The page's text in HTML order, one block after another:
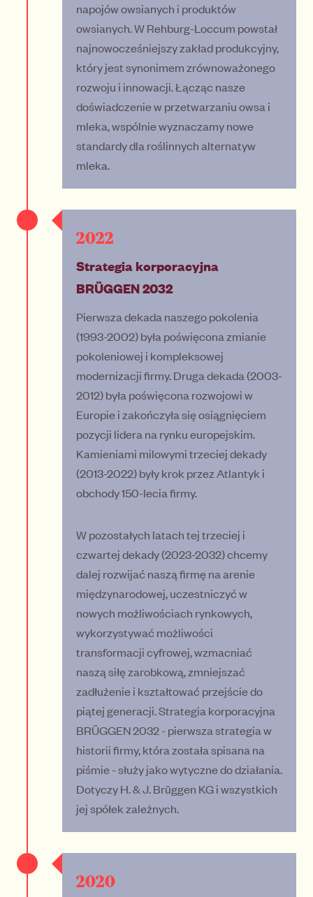
napojów owsianych i produktów
owsianych. W Rehburg-Loccum powstał
najnowocześniejszy zakład produkcyjny,
który jest synonimem zrównoważonego
rozwoju i innowacji. Łącząc nasze
doświadczenie w przetwarzaniu owsa i
mleka, wspólnie wyznaczamy nowe
standardy dla roślinnych alternatyw
mleka.
2022
Strategia korporacyjna
BRÜGGEN 2032
Pierwsza dekada naszego pokolenia
(1993-2002) była poświęcona zmianie
pokoleniowej i kompleksowej
modernizacji firmy. Druga dekada (2003-
2012) była poświęcona rozwojowi w
Europie i zakończyła się osiągnięciem
pozycji lidera na rynku europejskim.
Kamieniami milowymi trzeciej dekady
(2013-2022) były krok przez Atlantyk i
obchody 150-lecia firmy.
W pozostałych latach tej trzeciej i
czwartej dekady (2023-2032) chcemy
dalej rozwijać naszą firmę na arenie
międzynarodowej, uczestniczyć w
nowych możliwościach rynkowych,
wykorzystywać możliwości
transformacji cyfrowej, wzmacniać
naszą siłę zarobkową, zmniejszać
zadłużenie i kształtować przejście do
piątej generacji. Strategia korporacyjna
BRÜGGEN 2032 - pierwsza strategia w
historii firmy, która została spisana na
piśmie - służy jako wytyczne do działania.
Dotyczy H. & J. Brüggen KG i wszystkich
jej spółek zależnych.
2020